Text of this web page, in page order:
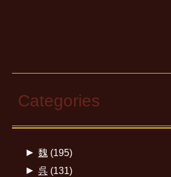
Categories
► 魏 (195)
► 呉(131)